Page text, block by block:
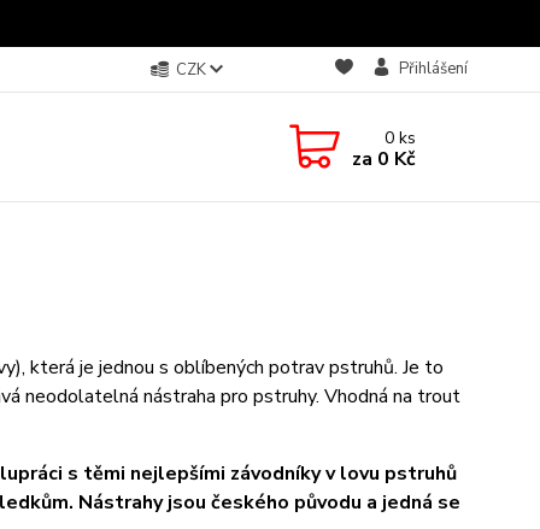
CZK Přihlášení
0ks
za 0 Kč
která je jednou s oblíbených potrav pstruhů. Je to
neodolatelná nástraha pro pstruhy. Vhodná na trout
s těmi nejlepšími závodníky v lovu pstruhů
Nástrahy jsou českého původu a jedná se